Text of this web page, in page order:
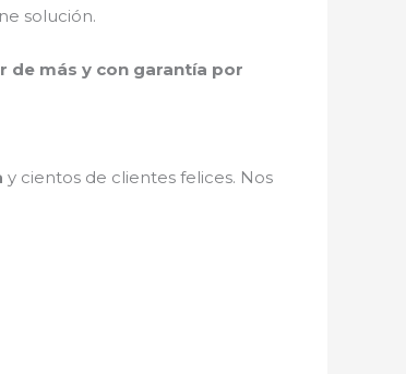
solución.
de más y con garantía por
y cientos de clientes felices. Nos